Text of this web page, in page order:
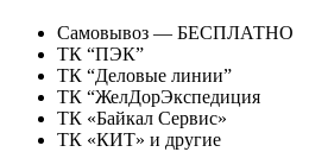
Самовывоз — БЕСПЛАТНО
ТК “ПЭК”
ТК “Деловые линии”
ТК “ЖелДорЭкспедиция
ТК «Байкал Сервис»
ТК «КИТ» и другие